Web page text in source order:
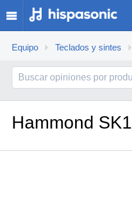
Equipo Teclados y sintes
Hammond SK1